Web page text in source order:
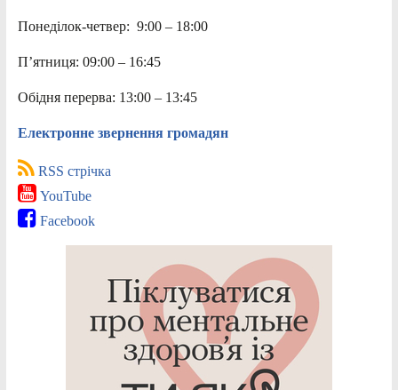
Понеділок-четвер: 9:00 – 18:00
П’ятниця: 09:00 – 16:45
Обідня перерва: 13:00 – 13:45
Електронне звернення громадян
RSS стрічка
YouTube
Facebook